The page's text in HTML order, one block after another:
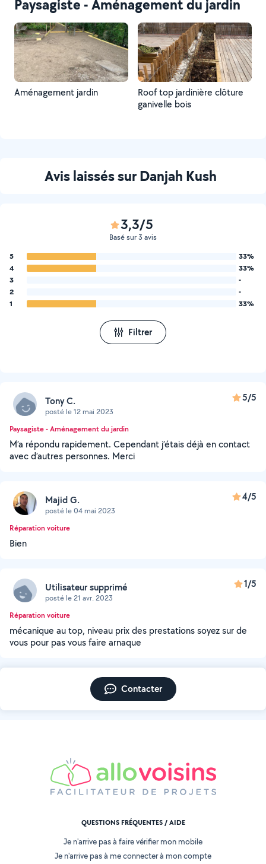
Paysagiste - Aménagement du jardin
Aménagement jardin
Roof top jardinière clôture
ganivelle bois
Avis laissés sur Danjah Kush
3,3/5
Basé sur 3 avis
5
33%
4
33%
3
-
2
-
1
33%
Filtrer
Tony C.
posté le 12 mai 2023
5/5
Paysagiste - Aménagement du jardin
M’a répondu rapidement. Cependant j’étais déjà en contact
avec d’autres personnes. Merci
Majid G.
posté le 04 mai 2023
4/5
Réparation voiture
Bien
Utilisateur supprimé
posté le 21 avr. 2023
1/5
Réparation voiture
mécanique au top, niveau prix des prestations soyez sur de
vous pour pas vous faire arnaque
Contacter
QUESTIONS FRÉQUENTES / AIDE
Je n'arrive pas à faire vérifier mon mobile
Je n'arrive pas à me connecter à mon compte